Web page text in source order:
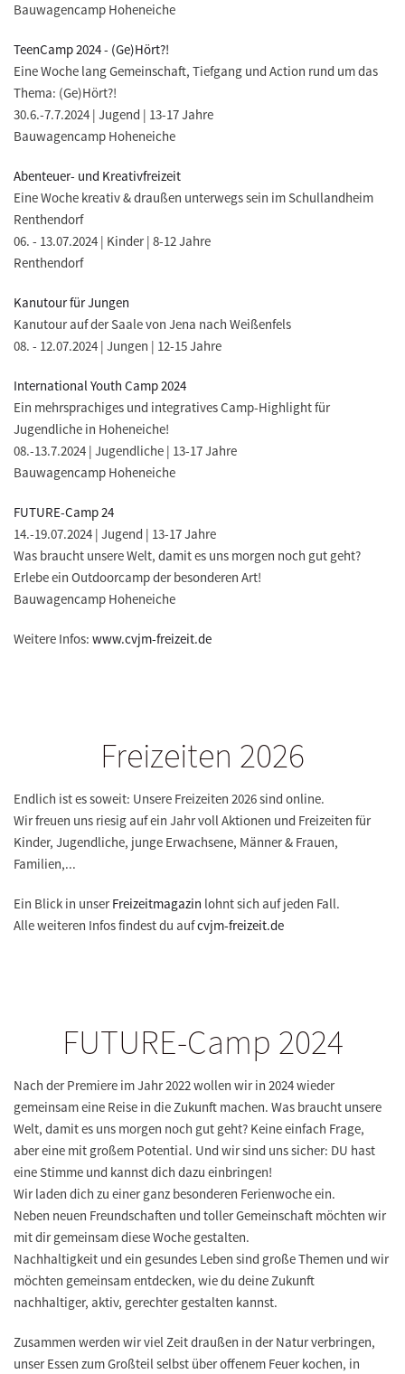
Bauwagencamp Hoheneiche
TeenCamp 2024 - (Ge)Hört?!
Eine Woche lang Gemeinschaft, Tiefgang und Action rund um das
Thema: (Ge)Hört?!
30.6.-7.7.2024 | Jugend | 13-17 Jahre
Bauwagencamp Hoheneiche
Abenteuer- und Kreativfreizeit
Eine Woche kreativ & draußen unterwegs sein im Schullandheim
Renthendorf
06. - 13.07.2024 | Kinder | 8-12 Jahre
Renthendorf
Kanutour für Jungen
Kanutour auf der Saale von Jena nach Weißenfels
08. - 12.07.2024 | Jungen | 12-15 Jahre
International Youth Camp 2024
Ein mehrsprachiges und integratives Camp-Highlight für
Jugendliche in Hoheneiche!
08.-13.7.2024 | Jugendliche | 13-17 Jahre
Bauwagencamp Hoheneiche
FUTURE-Camp 24
14.-19.07.2024 | Jugend | 13-17 Jahre
Was braucht unsere Welt, damit es uns morgen noch gut geht?
Erlebe ein Outdoorcamp der besonderen Art!
Bauwagencamp Hoheneiche
Weitere Infos: www.cvjm-freizeit.de
Freizeiten 2026
Endlich ist es soweit: Unsere Freizeiten 2026 sind online.
Wir freuen uns riesig auf ein Jahr voll Aktionen und Freizeiten für
Kinder, Jugendliche, junge Erwachsene, Männer & Frauen,
Familien,...
Ein Blick in unserFreizeitmagazin lohnt sich auf jeden Fall.
Alle weiteren Infos findest du aufcvjm-freizeit.de
FUTURE-Camp 2024
Nach der Premiere im Jahr 2022 wollen wir in 2024 wieder
gemeinsam eine Reise in die Zukunft machen. Was braucht unsere
Welt, damit es uns morgen noch gut geht? Keine einfach Frage,
aber eine mit großem Potential. Und wir sind uns sicher: DU hast
eine Stimme und kannst dich dazu einbringen!
Wir laden dich zu einer ganz besonderen Ferienwoche ein.
Neben neuen Freundschaften und toller Gemeinschaft möchten wir
mit dir gemeinsam diese Woche gestalten.
Nachhaltigkeit und ein gesundes Leben sind große Themen und wir
möchten gemeinsam entdecken, wie du deine Zukunft
nachhaltiger, aktiv, gerechter gestalten kannst.
Zusammen werden wir viel Zeit draußen in der Natur verbringen,
unser Essen zum Großteil selbst über offenem Feuer kochen, in